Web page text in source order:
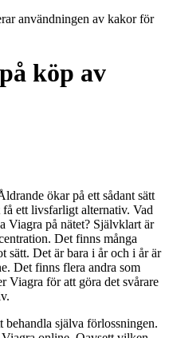
användningen av kakor för
köp av
ökar på ett sådant sätt
ett livsfarligt alternativ. Vad
Viagra på nätet? Självklart är
Det finns många
sätt. Det är bara i år och i år är
Det finns flera andra som
Viagra för att göra det svårare
själva förlossningen.